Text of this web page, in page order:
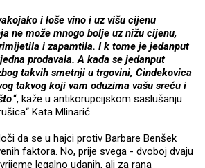
i loše vino i uz višu cijenu
ne može mnogo bolje uz nižu cijenu,
i zapamtila. I k tome je jedanput
prodavala. A kada se jedanput
takvih smetnji u trgovini, Cindekovica
takvog koji vam oduzima vašu sreću i
.“, kaže u antikorupcijskom saslušanju
Kata Mlinarić.
da se u hajci protiv Barbare Benšek
faktora. No, prije svega - dvoboj dvaju
legalno udanih, ali za rana